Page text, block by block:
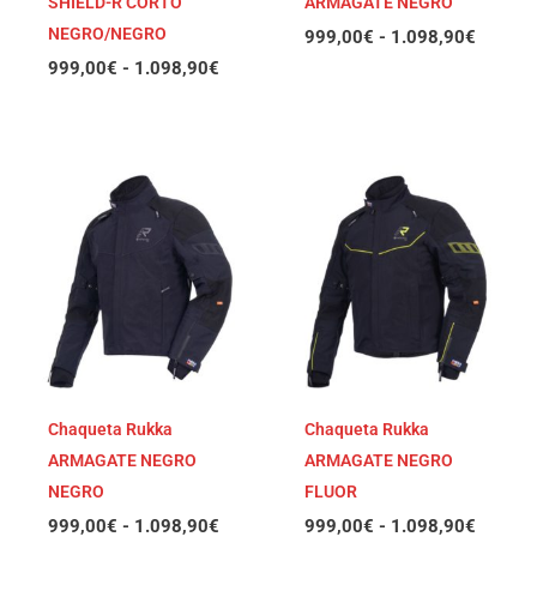
NEGRO/NEGRO
999,00€ - 1.098,90€
999,00€ - 1.098,90€
Chaqueta Rukka
ARMAGATE NEGRO
NEGRO
999,00€ - 1.098,90€
desde
999,00€
hasta
1.098,90€
Chaqueta Rukka
ARMAGATE NEGRO
FLUOR
999,00€ - 1.098,90€
desde
hasta